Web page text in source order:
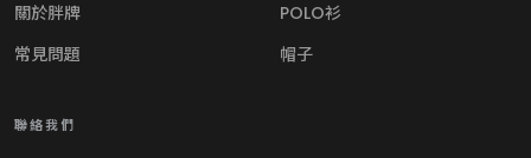
關於胖牌
常見問題
POLO衫
帽子
聯絡我們